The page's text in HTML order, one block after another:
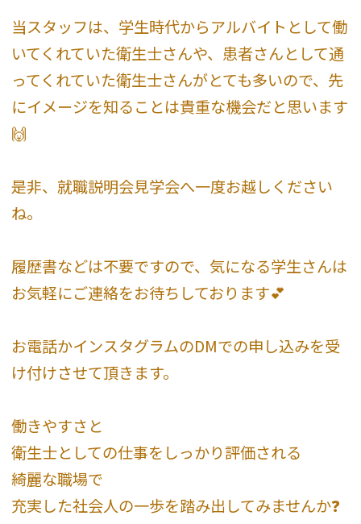
当スタッフは、学生時代からアルバイトとして働
いてくれていた衛生士さんや、患者さんとして通
ってくれていた衛生士さんがとても多いので、先
にイメージを知ることは貴重な機会だと思います
🙌
是非、就職説明会見学会へ一度お越しください
ね。
履歴書などは不要ですので、気になる学生さんは
お気軽にご連絡をお待ちしております💕
お電話かインスタグラムのDMでの申し込みを受
け付けさせて頂きます。
働きやすさと
衛生士としての仕事をしっかり評価される
綺麗な職場で
充実した社会人の一歩を踏み出してみませんか❓